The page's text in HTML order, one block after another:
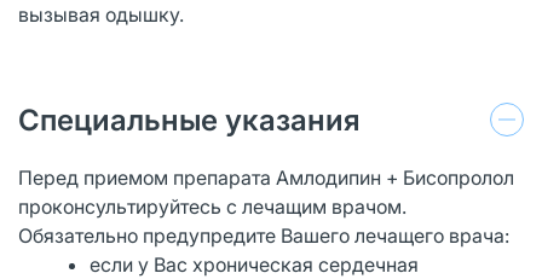
вызывая одышку.
Специальные указания
Перед приемом препарата Амлодипин + Бисопролол
проконсультируйтесь с лечащим врачом.
Обязательно предупредите Вашего лечащего врача:
если у Вас хроническая сердечная